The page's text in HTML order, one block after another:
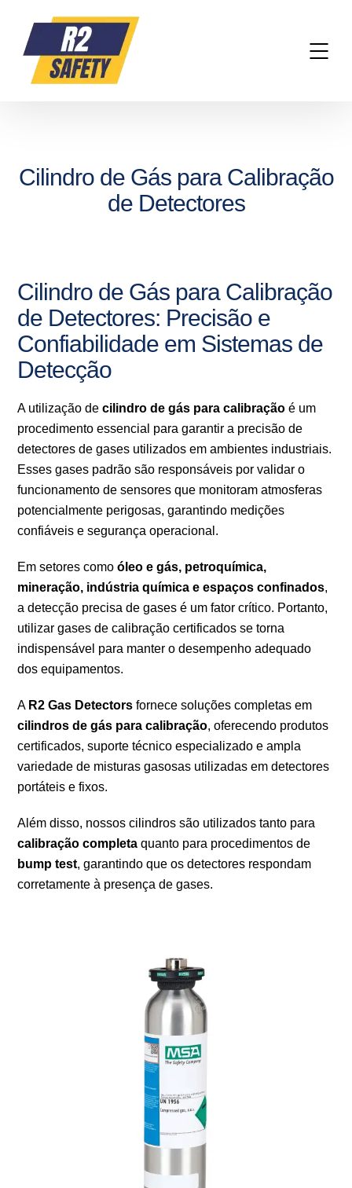
Cilindro de Gás para Calibração
de Detectores
Cilindro de Gás para Calibração
de Detectores: Precisão e
Confiabilidade em Sistemas de
Detecção
A utilização decilindro de gás para calibração é um
procedimento essencial para garantir a precisão de
detectores de gases utilizados em ambientes industriais.
Esses gases padrão são responsáveis por validar o
funcionamento de sensores que monitoram atmosferas
potencialmente perigosas, garantindo medições
confiáveis e segurança operacional.
Em setores comoóleo e gás, petroquímica,
mineração, indústria química e espaços confinados,
a detecção precisa de gases é um fator crítico. Portanto,
utilizar gases de calibração certificados se torna
indispensável para manter o desempenho adequado
dos equipamentos.
A R2 Gas Detectors fornece soluções completas em
cilindros de gás para calibração, oferecendo produtos
certificados, suporte técnico especializado e ampla
variedade de misturas gasosas utilizadas em detectores
portáteis e fixos.
Além disso, nossos cilindros são utilizados tanto para
calibração completa quanto para procedimentos de
bump test, garantindo que os detectores respondam
corretamente à presença de gases.